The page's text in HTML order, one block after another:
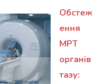
Обстеж
ення
МРТ
органів
тазу: